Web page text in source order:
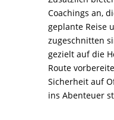
Coachings an,
geplante Reise
zugeschnitten
gezielt auf die
Route
Sicherheit auf
ins Abenteuer